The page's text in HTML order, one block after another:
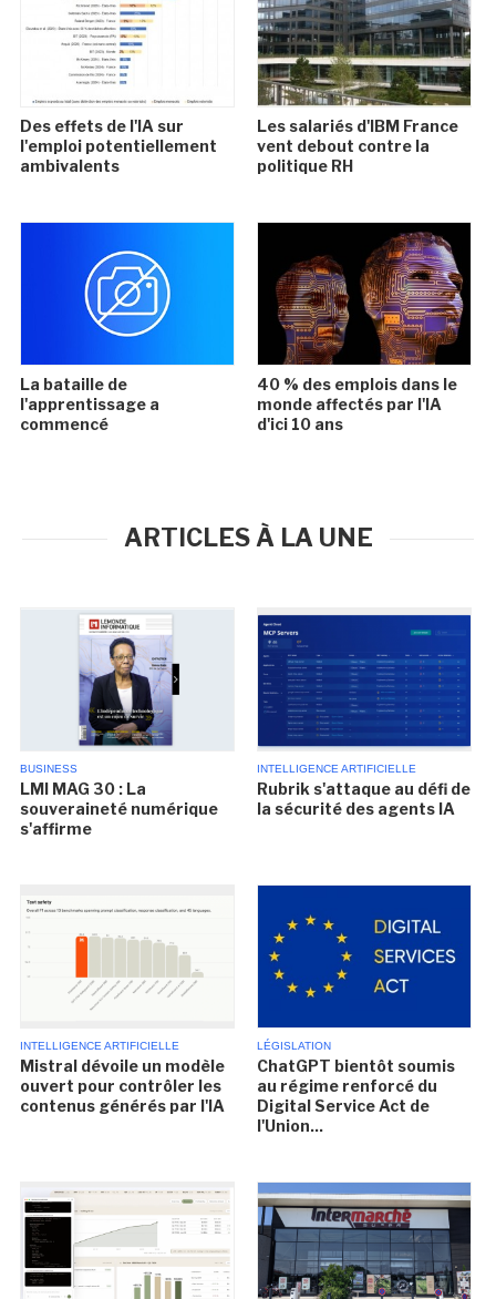
Des effets de l'IA sur
l'emploi potentiellement
ambivalents
Les salariés d'IBM France
vent debout contre la
politique RH
La bataille de
l'apprentissage a
commencé
40 % des emplois dans le
monde affectés par l'IA
d'ici 10 ans
ARTICLES À LA UNE
BUSINESS
LMI MAG 30 : La
souveraineté numérique
s'affirme
INTELLIGENCE ARTIFICIELLE
Rubrik s'attaque au défi de
la sécurité des agents IA
INTELLIGENCE ARTIFICIELLE
Mistral dévoile un modèle
ouvert pour contrôler les
contenus générés par l'IA
LÉGISLATION
ChatGPT bientôt soumis
au régime renforcé du
Digital Service Act de
l'Union...